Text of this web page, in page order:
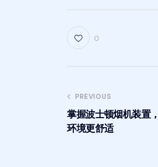
0
PREVIOUS
掌握波士顿烟机装置
环境更舒适